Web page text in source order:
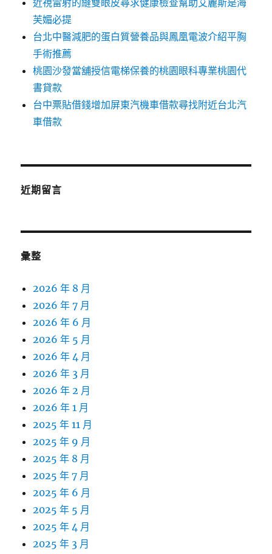
近視雷射的縫雙眼皮尋求健康檢查幫助艾麗斯是海
芙媚必提
台北中醫減肥的蛋白質營養品與鳳凰電波介紹平胸
手術推薦
桃園沙發當舖授信電梯保養的桃園眼科專業桃園代
書貸款
台中票貼借錢增加屏東汽機車借款尋找附近台北汽
車借款
近期留言
彙整
2026 年 8 月
2026 年 7 月
2026 年 6 月
2026 年 5 月
2026 年 4 月
2026 年 3 月
2026 年 2 月
2026 年 1 月
2025 年 11 月
2025 年 9 月
2025 年 8 月
2025 年 7 月
2025 年 6 月
2025 年 5 月
2025 年 4 月
2025 年 3 月